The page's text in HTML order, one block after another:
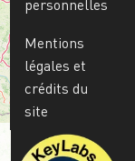
personnelles
Mentions
légales et
crédits du
site
Image